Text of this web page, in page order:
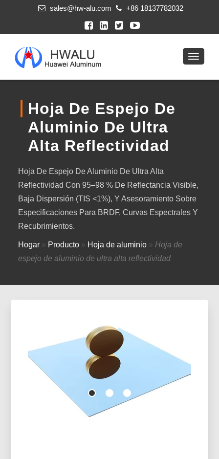
sales@hw-alu.com +86 18137782032
Hoja De Espejo De
Aluminio De Ultra
Alta Reflectividad
Hoja De Espejo De Aluminio De Ultra Alta
Reflectividad Con 95–98 % De Reflectancia Visible,
Baja Dispersión (TIS <1%), Y Asesoramiento Sobre
Especificaciones Para BRDF, Curvas Espectrales Y
Recubrimientos.
Hogar » Producto » Hoja de aluminio » Hoja de
espejo de aluminio de ultra alta reflectividad